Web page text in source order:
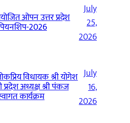
ओपन उत्तर प्रदेश
2026
July
25,
2026
विधायक श्री योगेश
प्रदेश अध्यक्ष श्री पंकज
कार्यक्रम
July
16,
2026